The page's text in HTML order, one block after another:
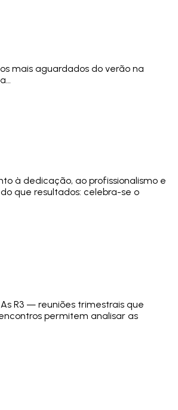
mais aguardados do verão na
à dedicação, ao profissionalismo e
que resultados: celebra-se o
R3 — reuniões trimestrais que
permitem analisar as